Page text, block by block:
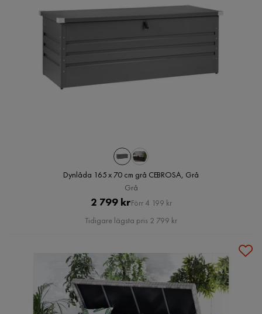
Dynlåda 165 x 70 cm grå CEBROSA, Grå
Grå
Pris
2 799 krOriginal
Pris
Förr 4 199 kr
Tidigare lägsta pris 2 799 kr